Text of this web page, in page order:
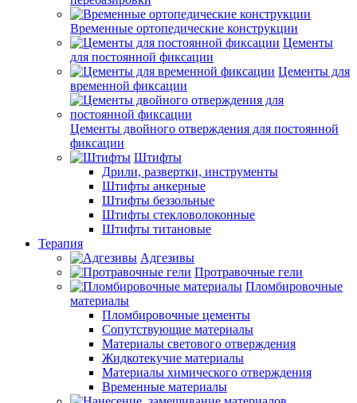
Временные ортопедические конструкции
Цементы
для постоянной фиксации
Цементы для
временной фиксации
Цементы двойного отверждения для постоянной
фиксации
Штифты
Дрили, развертки, инструменты
Штифты анкерные
Штифты беззольные
Штифты стекловолоконные
Штифты титановые
Терапия
Адгезивы
Протравочные гели
Пломбировочные
материалы
Пломбировочные цементы
Сопутствующие материалы
Материалы светового отверждения
Жидкотекучие материалы
Материалы химического отверждения
Временные материалы